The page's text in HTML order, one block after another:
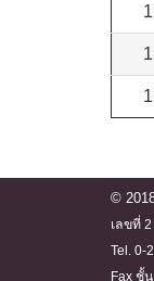
©
เลขที่
Tel. 0-
Fax ชั้